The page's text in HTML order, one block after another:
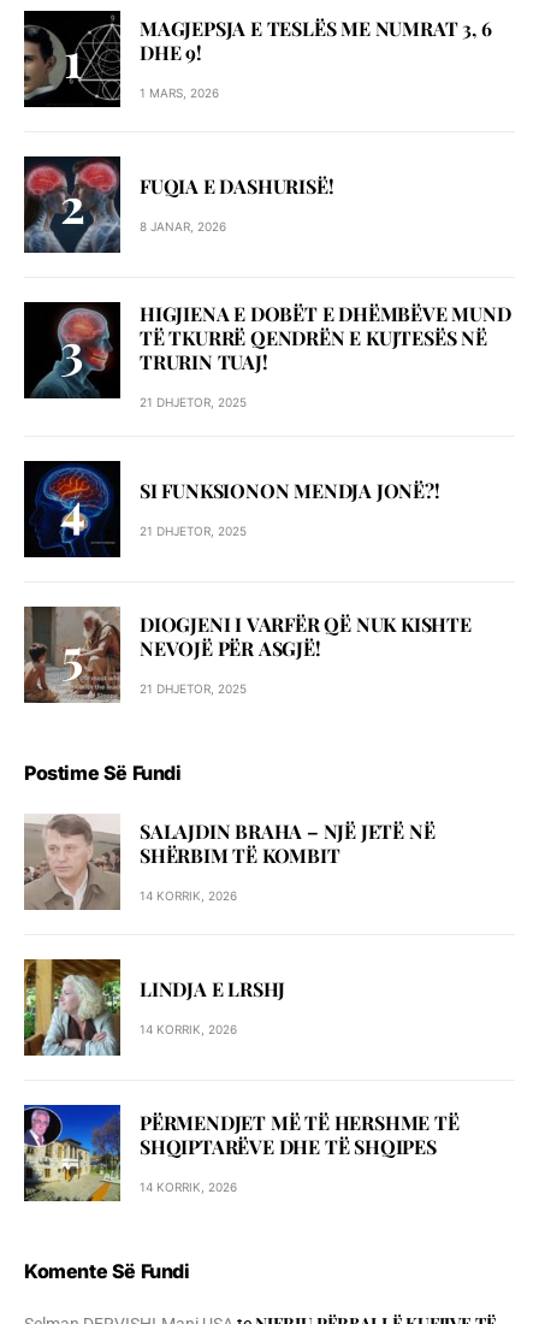
MAGJEPSJA E TESLËS ME NUMRAT 3, 6
DHE 9!
1 MARS, 2026
FUQIA E DASHURISË!
8 JANAR, 2026
HIGJIENA E DOBËT E DHËMBËVE MUND
TË TKURRË QENDRËN E KUJTESËS NË
TRURIN TUAJ!
21 DHJETOR, 2025
SI FUNKSIONON MENDJA JONË?!
21 DHJETOR, 2025
DIOGJENI I VARFËR QË NUK KISHTE
NEVOJË PËR ASGJË!
21 DHJETOR, 2025
Postime Së Fundi
SALAJDIN BRAHA – NJЁ JETЁ NЁ
SHЁRBIM TЁ KOMBIT
14 KORRIK, 2026
LINDJA E LRSHJ
14 KORRIK, 2026
PËRMENDJET MË TË HERSHME TË
SHQIPTARËVE DHE TË SHQIPES
14 KORRIK, 2026
Komente Së Fundi